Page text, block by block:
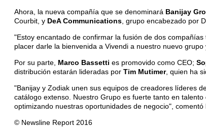
Ahora, la nueva compañía que se denominará Banijay
Courbit, y DeA Communications , grupo encabezado por
"Estoy encantado de confirmar la fusión de dos
placer darle la bienvenida a Vivendi a nuestro nuevo
Por su parte, Marco Bassetti es promovido como CEO;
distribución estarán lideradas por Tim Mutimer, quien ha
"Banijay y Zodiak unen sus equipos de creadores líderes
catálogo extenso. Nuestro Grupo es fuerte tanto en
optimizando nuestras oportunidades de negocio", comentó
© Newsline Report 2016